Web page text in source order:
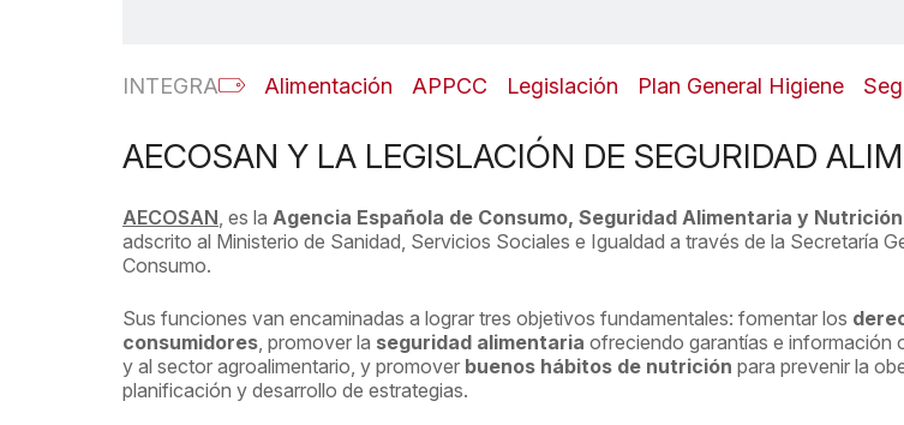
INTEGRA Alimentación APPCC Legislación Plan General Higiene
AECOSAN Y LA LEGISLACIÓN DE SEGURIDAD
AECOSAN, es la Agencia Española de Consumo, Seguridad Alimentaria y Nutrición
adscrito al Ministerio de Sanidad, Servicios Sociales e Igualdad a través de la Secretaría
Consumo.
Sus funciones van encaminadas a lograr tres objetivos fundamentales: fomentar los
consumidores, promover la seguridad alimentaria ofreciendo garantías e información
y al sector agroalimentario, y promover buenos hábitos de nutrición para prevenir la
planificación y desarrollo de estrategias.